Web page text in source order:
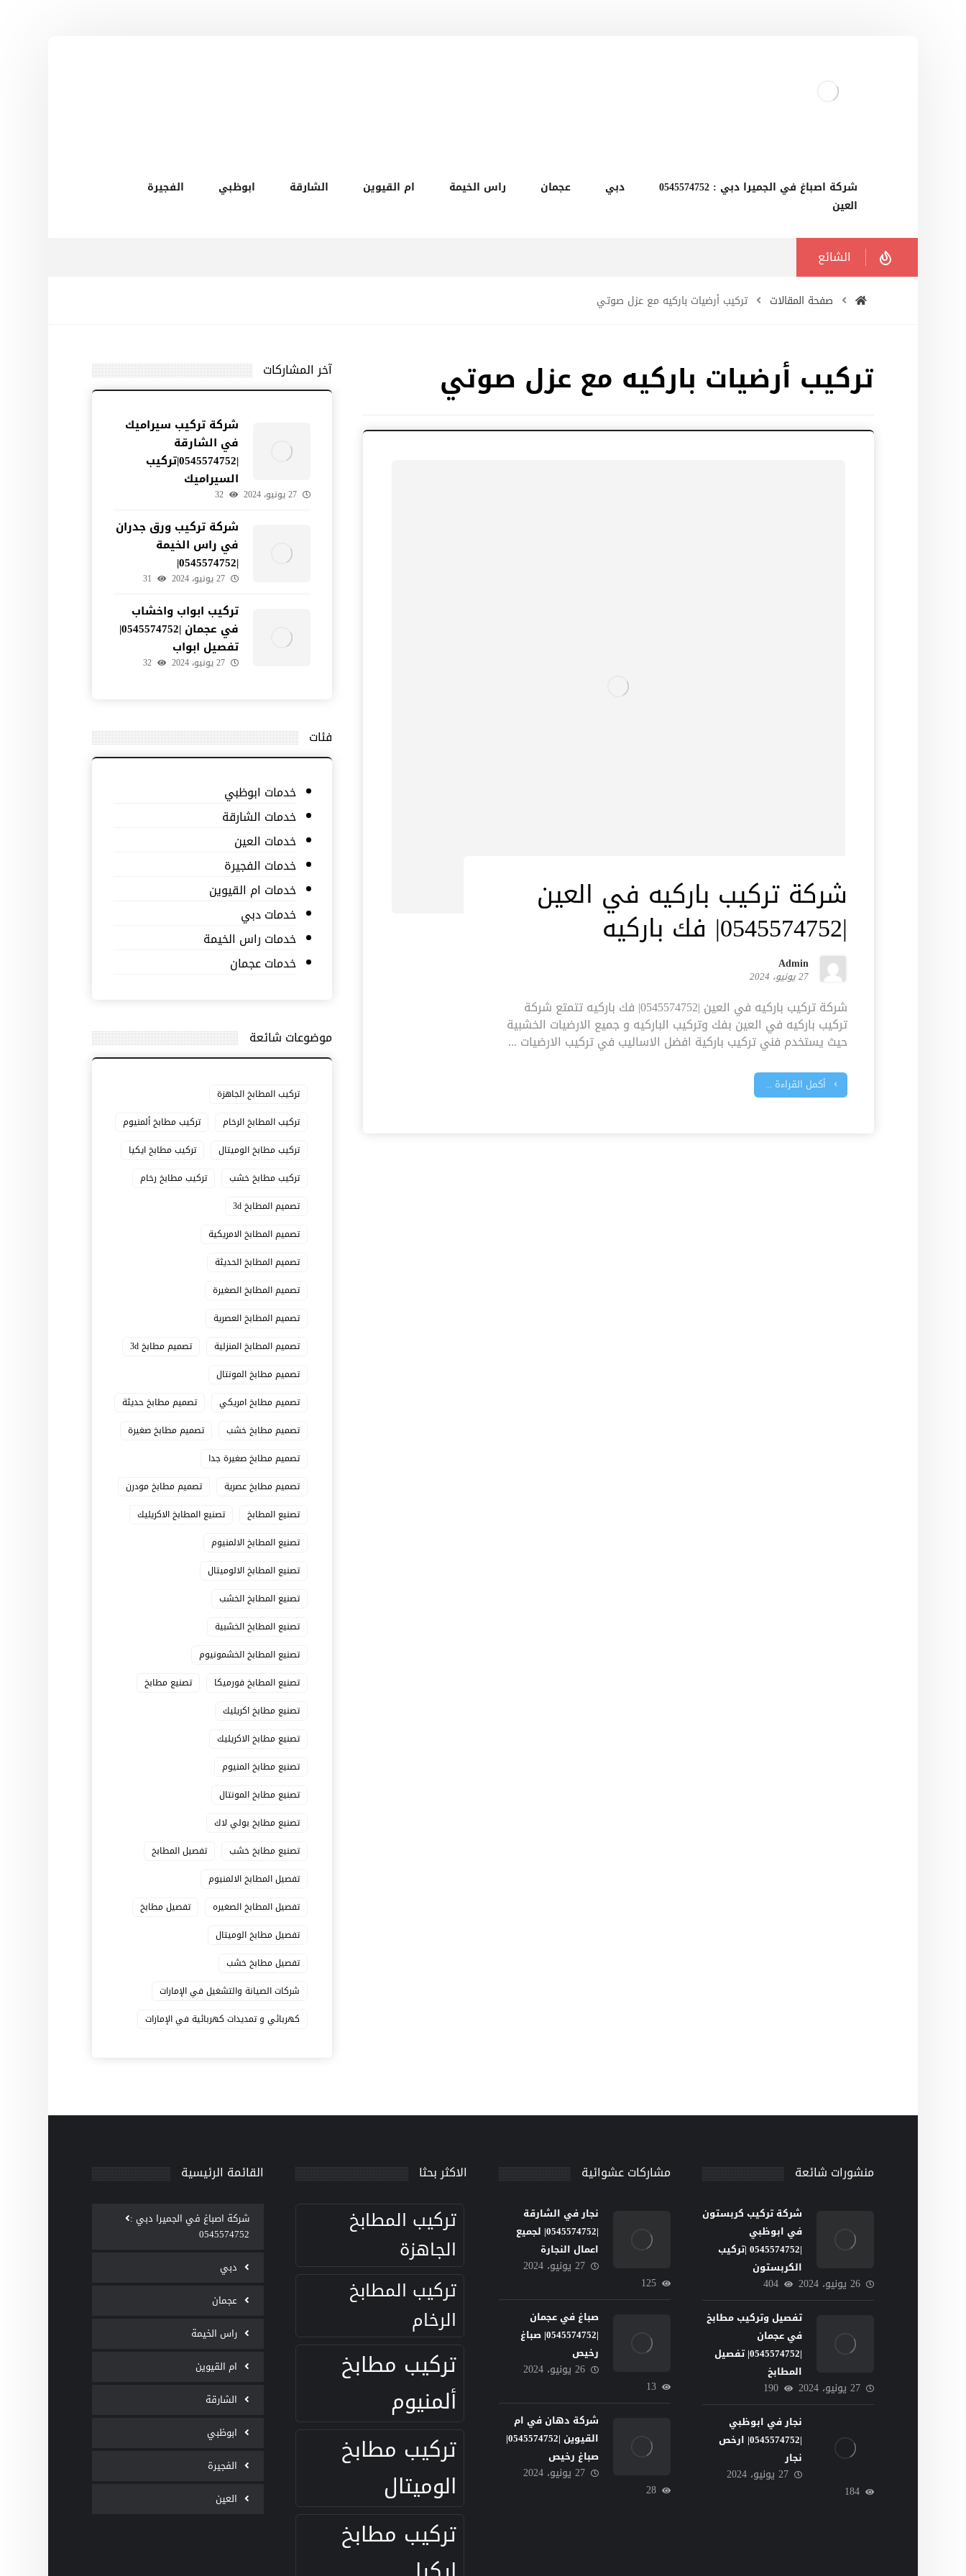
‫شركة اصباغ في الجميرا دبي : 0545574752 دبي عجمان راس الخيمة ام القيوين الشارقة ابوظبي
الفجيرة
العين
الشائع
صفحة المقالات تركيب أرضيات باركيه مع عزل صوتي
تركيب أرضيات باركيه مع عزل صوتي
شركة تركيب باركيه في العين
|0545574752| فك باركيه
Admin
27 يونيو، 2024
شركة تركيب باركيه في العين |0545574752| فك باركيه تتمتع شركة
تركيب باركيه في العين بفك وتركيب الباركيه و جميع الارضيات الخشبية
حيث يستخدم فني تركيب باركية افضل الاساليب في تركيب الارضيات ...
أكمل القراءة ...
آخر المشاركات
شركة تركيب سيراميك
في الشارقة
|0545574752|تركيب
السيراميك
27 يونيو، 2024 32
شركة تركيب ورق جدران
في راس الخيمة
|0545574752|
27 يونيو، 2024 31
تركيب ابواب واخشاب
في عجمان |0545574752|
تفصيل ابواب
27 يونيو، 2024 32
فئات
خدمات ابوظبي
خدمات الشارقة
خدمات العين
خدمات الفجيرة
خدمات ام القيوين
خدمات دبي
خدمات راس الخيمة
خدمات عجمان
موضوعات شائعة
تركيب المطابخ الجاهزة
تركيب المطابخ الرخام
تركيب مطابخ ألمنيوم
تركيب مطابخ الوميتال
تركيب مطابخ ايكيا
تركيب مطابخ خشب
تركيب مطابخ رخام
تصميم المطابخ 3d
تصميم المطابخ الامريكية
تصميم المطابخ الحديثة
تصميم المطابخ الصغيرة
تصميم المطابخ العصرية
تصميم المطابخ المنزلية
تصميم مطابخ 3d
تصميم مطابخ المونتال
تصميم مطابخ امريكي
تصميم مطابخ حديثة
تصميم مطابخ خشب
تصميم مطابخ صغيرة
تصميم مطابخ صغيرة جدا
تصميم مطابخ عصرية
تصميم مطابخ مودرن
تصنيع المطابخ
تصنيع المطابخ الاكريليك
تصنيع المطابخ الالمنيوم
تصنيع المطابخ الالوميتال
تصنيع المطابخ الخشب
تصنيع المطابخ الخشبية
تصنيع المطابخ الخشمونيوم
تصنيع المطابخ فورميكا
تصنيع مطابخ
تصنيع مطابخ اكريليك
تصنيع مطابخ الاكريليك
تصنيع مطابخ المنيوم
تصنيع مطابخ المونتال
تصنيع مطابخ بولي لاك
تصنيع مطابخ خشب
تفصيل المطابخ
تفصيل المطابخ الالمنيوم
تفصيل المطابخ الصغيره
تفصيل مطابخ
تفصيل مطابخ الوميتال
تفصيل مطابخ خشب
شركات الصيانة والتشغيل في الإمارات
كهربائي و تمديدات كهربائية في الإمارات
منشورات شائعة
شركة تركيب كربستون
في ابوظبي
|0545574752 |تركيب
الكربستون
26 يونيو، 2024 404
تفصيل وتركيب مطابخ
في عجمان
|0545574752| تفصيل
المطابخ
27 يونيو، 2024 190
نجار في ابوظبي
|0545574752| ارخص
نجار
27 يونيو، 2024
184
مشاركات عشوائية
نجار في الشارقة
|0545574752| لجميع
اعمال النجارة
27 يونيو، 2024
125
صباغ في عجمان
|0545574752| صباغ
رخيص
26 يونيو، 2024
13
شركة دهان في ام
القيوين |0545574752|
صباغ رخيص
27 يونيو، 2024
28
الاكثر بحثا
تركيب المطابخ
الجاهزة
تركيب المطابخ
الرخام
تركيب مطابخ
ألمنيوم
تركيب مطابخ
الوميتال
تركيب مطابخ
القائمة الرئيسية
‫شركة اصباغ في الجميرا دبي :
0545574752
دبي
عجمان
راس الخيمة
ام القيوين
الشارقة
ابوظبي
الفجيرة
العين